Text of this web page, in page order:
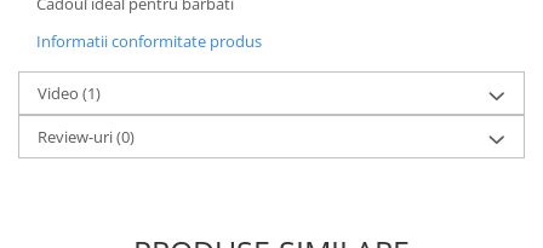
Informatii conformitate produs
Video (1)
Review-uri(0)